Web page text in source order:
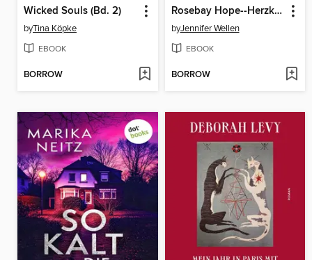
Wicked Souls (Bd. 2)
byTina Köpke
EBOOK
BORROW
Rosebay Hope--Herzklopfen in Irland
byJennifer Wellen
EBOOK
BORROW